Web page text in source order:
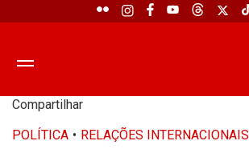
Compartilhar
POLÍTICA
RELAÇÕES INTERNACIONAIS